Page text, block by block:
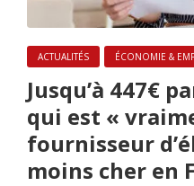
ACTUALITÉS ÉCONOMIE &
Jusqu’à 447€
qui est «
fournisseur
moins cher en